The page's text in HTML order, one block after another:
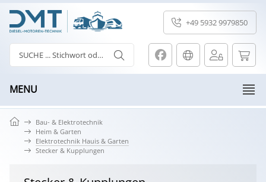
+49 5932 9979850
MENU
Bau- & Elektrotechnik
Heim & Garten
Elektrotechnik Hauis & Garten
Stecker & Kupplungen